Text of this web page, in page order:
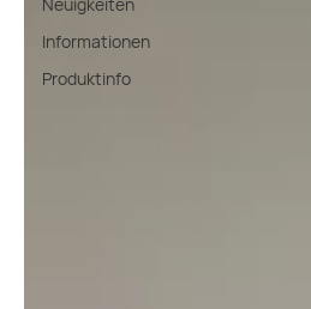
Informationen
Produktinfo